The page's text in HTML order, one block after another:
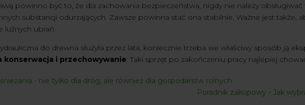
powinno być to, że dla zachowania bezpieczeństwa, nigdy nie należy
substancji odurzających. Zawsze powinna stać ona stabilnie. Ważne jest także,
luźnych ubrań.
do drewna służyła przez lata, koniecznie trzeba we właściwy sposób ją
konserwacja i przechowywanie. Taki sprzęt po zakończeniu pracy najlepiej
- nie tylko dla dróg, ale również dla gospodarstw rolnych
Poradnik zakupowy - Jak